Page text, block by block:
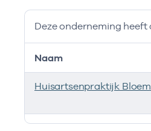
Deze onderneming
Deze onderneming heeft
Naam
Huisartsenpraktijk